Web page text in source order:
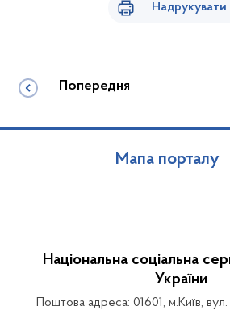
Надрукувати
Попередня
Мапа порталу
Національна соціальна
України
Поштова адреса: 01601, м.Київ,